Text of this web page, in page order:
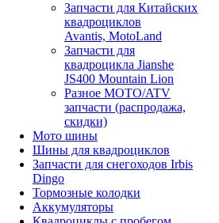
Запчасти для Китайских
квадроциклов
Avantis, MotoLand
Запчасти для
квадроцикла Jianshe
JS400 Mountain Lion
Разное МОТО/ATV
запчасти (распродажа,
скидки)
Мото шины
Шины для квадроциклов
Запчасти для снегоходов Irbis
Dingo
Тормозные колодки
Аккумуляторы